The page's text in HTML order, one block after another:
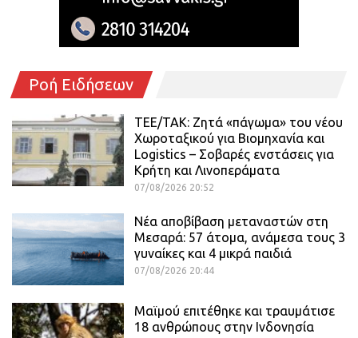
Ροή Ειδήσεων
ΤΕΕ/ΤΑΚ: Ζητά «πάγωμα» του νέου
Χωροταξικού για Βιομηχανία και
Logistics – Σοβαρές ενστάσεις για
Κρήτη και Λινοπεράματα
07/08/2026 20:52
Νέα αποβίβαση μεταναστών στη
Μεσαρά: 57 άτομα, ανάμεσα τους 3
γυναίκες και 4 μικρά παιδιά
07/08/2026 20:44
Μαϊμού επιτέθηκε και τραυμάτισε
18 ανθρώπους στην Ινδονησία